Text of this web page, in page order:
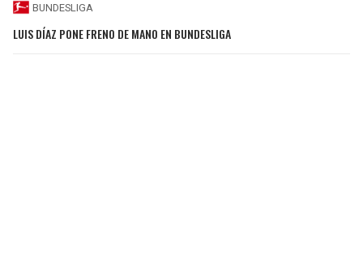
BUNDESLIGA
LUIS DÍAZ PONE FRENO DE MANO EN BUNDESLIGA